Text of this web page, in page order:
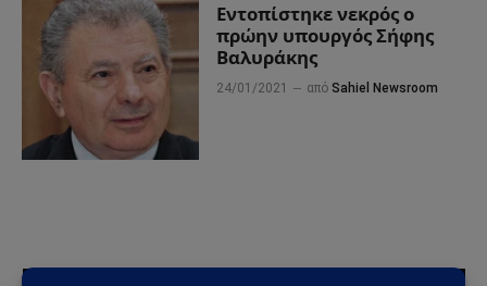
Εντοπίστηκε νεκρός ο
πρώην υπουργός Σήφης
Βαλυράκης
24/01/2021 από Sahiel Newsroom